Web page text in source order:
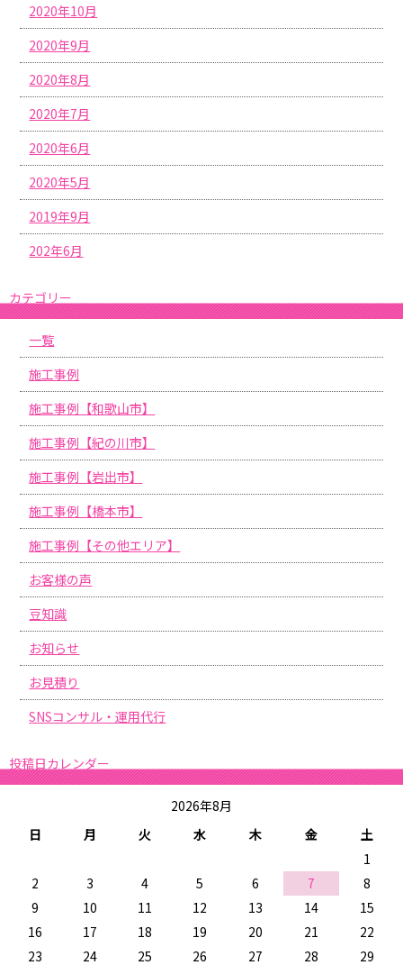
2020年10月
2020年9月
2020年8月
2020年7月
2020年6月
2020年5月
2019年9月
202年6月
カテゴリー
一覧
施工事例
施工事例【和歌山市】
施工事例【紀の川市】
施工事例【岩出市】
施工事例【橋本市】
施工事例【その他エリア】
お客様の声
豆知識
お知らせ
お見積り
SNSコンサル・運用代行
投稿日カレンダー
2026年8月
日
月 火 水 木 金
土
1
2
3 4 5 6 7
8
9
10 11 12 13 14
15
16
17 18 19 20 21
22
23
24 25 26 27 28 29